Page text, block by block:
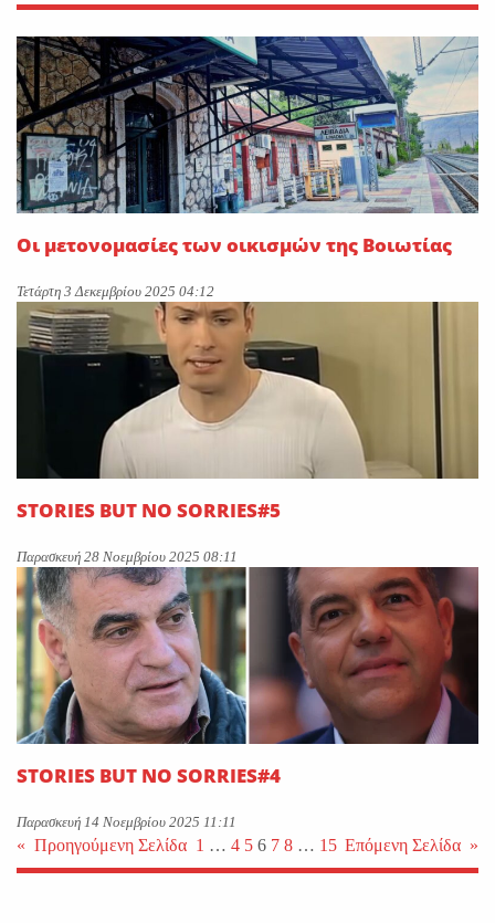
Οι μετονομασίες των οικισμών της Βοιωτίας
Τετάρτη 3 Δεκεμβρίου 2025 04:12
STORIES BUT NO SORRIES#5
Παρασκευή 28 Νοεμβρίου 2025 08:11
STORIES BUT NO SORRIES#4
Παρασκευή 14 Νοεμβρίου 2025 11:11
« Προηγούμενη Σελίδα 1 … 4 5 6 7 8 … 15 Επόμενη Σελίδα »